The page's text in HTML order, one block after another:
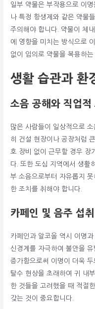
일부 약물은 부작용으로 이
나 특정 항생제와 같은 약물
주의해야 합니다. 약물이 체
에 영향을 미치는 방식으로
없이 임의로 약물을 복용하
생활 습관과 환
소음 공해와 직업적
많은 사람들이 일상적으로
히 건설 현장이나 공장처럼
호 장비 없이 근무할 경우 장
다. 또한 도심 지역에서 생활
부 소음으로부터 자유롭지
한 조치를 취해야 합니다.
카페인 및 음주 섭취
카페인과 알코올 역시 이명
신경계를 자극하여 불안을
증가함으로써 이명이 더욱
탈수 현상을 초래하여 귀 내
한 것들을 고려했을 때 적절
갖는 것이 중요합니다.